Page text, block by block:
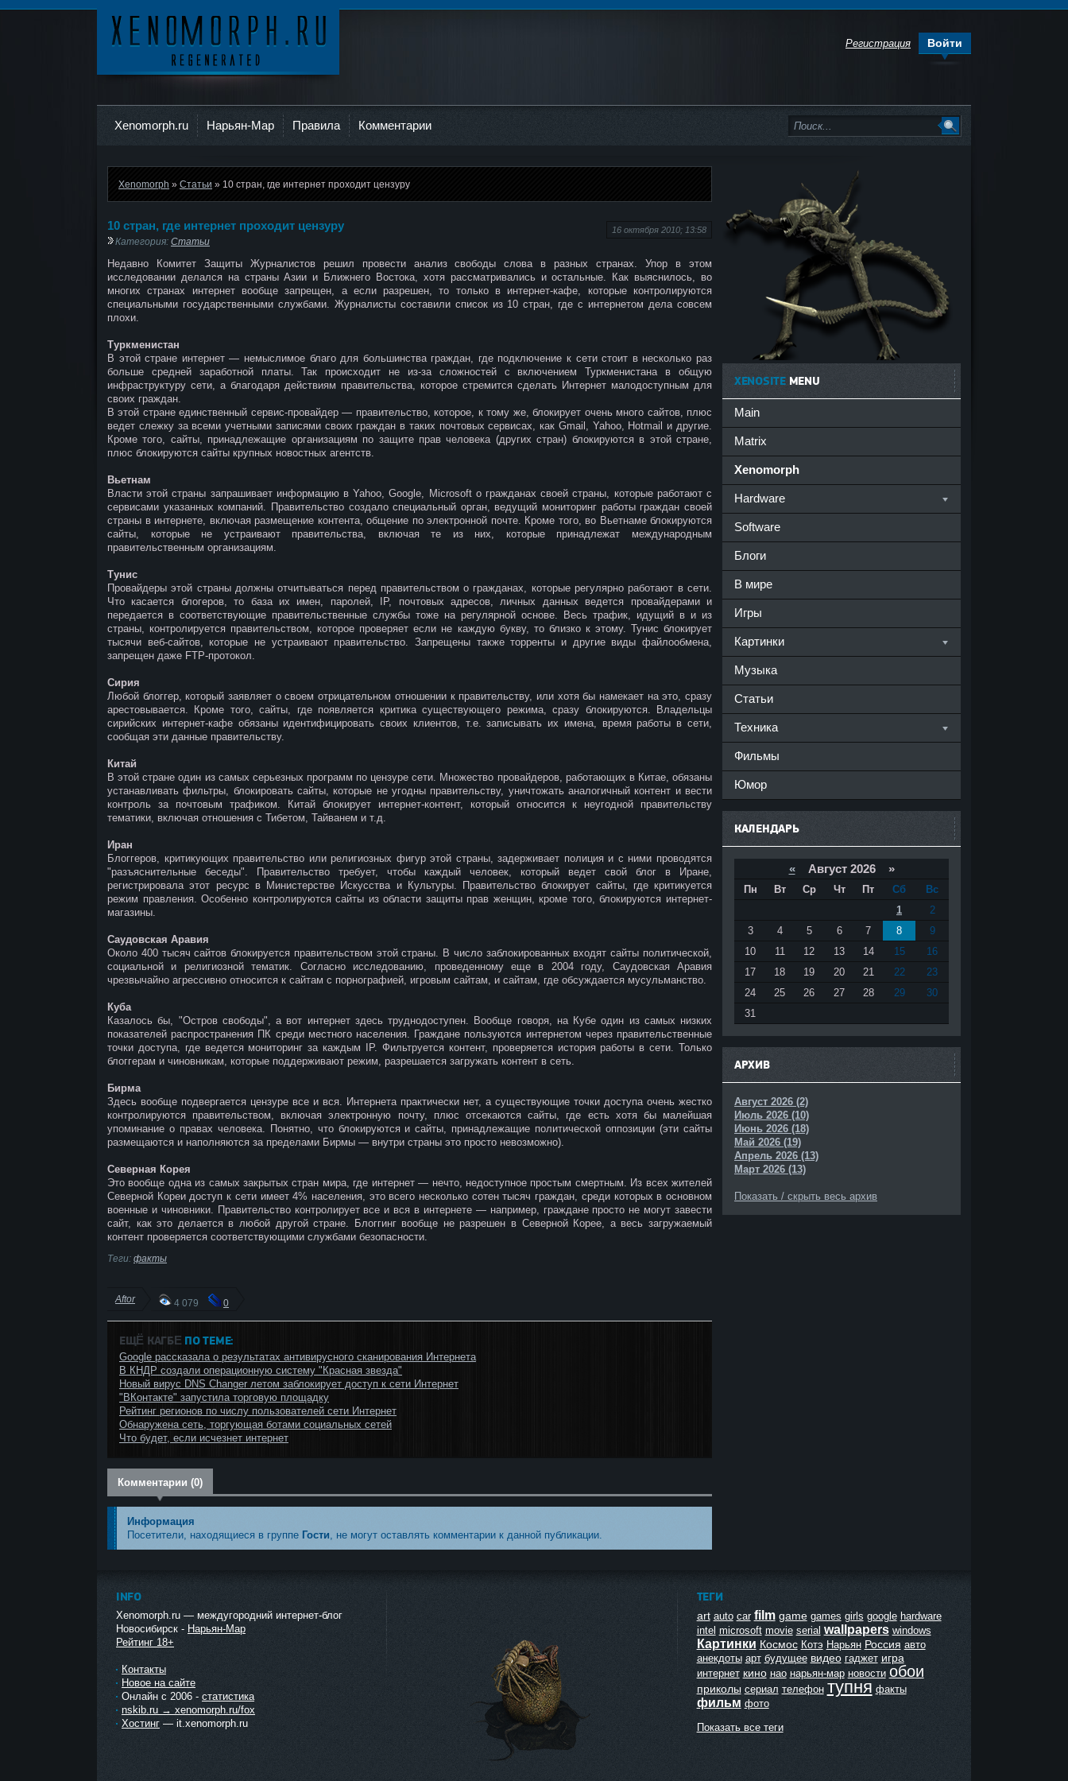
Регистрация Войти
Xenomorph.ru Нарьян-Мар Правила Комментарии
Xenomorph » Статьи » 10 стран, где интернет проходит цензуру
16 октября 2010; 13:58
10 стран, где интернет проходит цензуру
Категория: Статьи
Недавно Комитет Защиты Журналистов решил провести анализ свободы слова в разных странах. Упор в этом
исследовании делался на страны Азии и Ближнего Востока, хотя рассматривались и остальные. Как выяснилось, во
многих странах интернет вообще запрещен, а если разрешен, то только в интернет-кафе, которые контролируются
специальными государственными службами. Журналисты составили список из 10 стран, где с интернетом дела совсем
плохи.
Туркменистан
В этой стране интернет — немыслимое благо для большинства граждан, где подключение к сети стоит в несколько раз
больше средней заработной платы. Так происходит не из-за сложностей с включением Туркменистана в общую
инфраструктуру сети, а благодаря действиям правительства, которое стремится сделать Интернет малодоступным для
своих граждан.
В этой стране единственный сервис-провайдер — правительство, которое, к тому же, блокирует очень много сайтов, плюс
ведет слежку за всеми учетными записями своих граждан в таких почтовых сервисах, как Gmail, Yahoo, Hotmail и другие.
Кроме того, сайты, принадлежащие организациям по защите прав человека (других стран) блокируются в этой стране,
плюс блокируются сайты крупных новостных агентств.
Вьетнам
Власти этой страны запрашивает информацию в Yahoo, Google, Microsoft о гражданах своей страны, которые работают с
сервисами указанных компаний. Правительство создало специальный орган, ведущий мониторинг работы граждан своей
страны в интернете, включая размещение контента, общение по электронной почте. Кроме того, во Вьетнаме блокируются
сайты, которые не устраивают правительства, включая те из них, которые принадлежат международным
правительственным организациям.
Тунис
Провайдеры этой страны должны отчитываться перед правительством о гражданах, которые регулярно работают в сети.
Что касается блогеров, то база их имен, паролей, IP, почтовых адресов, личных данных ведется провайдерами и
передается в соответствующие правительственные службы тоже на регулярной основе. Весь трафик, идущий в и из
страны, контролируется правительством, которое проверяет если не каждую букву, то близко к этому. Тунис блокирует
тысячи веб-сайтов, которые не устраивают правительство. Запрещены также торренты и другие виды файлообмена,
запрещен даже FTP-протокол.
Сирия
Любой блоггер, который заявляет о своем отрицательном отношении к правительству, или хотя бы намекает на это, сразу
арестовывается. Кроме того, сайты, где появляется критика существующего режима, сразу блокируются. Владельцы
сирийских интернет-кафе обязаны идентифицировать своих клиентов, т.е. записывать их имена, время работы в сети,
сообщая эти данные правительству.
Китай
В этой стране один из самых серьезных программ по цензуре сети. Множество провайдеров, работающих в Китае, обязаны
устанавливать фильтры, блокировать сайты, которые не угодны правительству, уничтожать аналогичный контент и вести
контроль за почтовым трафиком. Китай блокирует интернет-контент, который относится к неугодной правительству
тематики, включая отношения с Тибетом, Тайванем и т.д.
Иран
Блоггеров, критикующих правительство или религиозных фигур этой страны, задерживает полиция и с ними проводятся
"разъяснительные беседы". Правительство требует, чтобы каждый человек, который ведет свой блог в Иране,
регистрировала этот ресурс в Министерстве Искусства и Культуры. Правительство блокирует сайты, где критикуется
режим правления. Особенно контролируются сайты из области защиты прав женщин, кроме того, блокируются интернет-
магазины.
Саудовская Аравия
Около 400 тысяч сайтов блокируется правительством этой страны. В число заблокированных входят сайты политической,
социальной и религиозной тематик. Согласно исследованию, проведенному еще в 2004 году, Саудовская Аравия
чрезвычайно агрессивно относится к сайтам с порнографией, игровым сайтам, и сайтам, где обсуждается мусульманство.
Куба
Казалось бы, "Остров свободы", а вот интернет здесь труднодоступен. Вообще говоря, на Кубе один из самых низких
показателей распространения ПК среди местного населения. Граждане пользуются интернетом через правительственные
точки доступа, где ведется мониторинг за каждым IP. Фильтруется контент, проверяется история работы в сети. Только
блоггерам и чиновникам, которые поддерживают режим, разрешается загружать контент в сеть.
Бирма
Здесь вообще подвергается цензуре все и вся. Интернета практически нет, а существующие точки доступа очень жестко
контролируются правительством, включая электронную почту, плюс отсекаются сайты, где есть хотя бы малейшая
упоминание о правах человека. Понятно, что блокируются и сайты, принадлежащие политической оппозиции (эти сайты
размещаются и наполняются за пределами Бирмы — внутри страны это просто невозможно).
Северная Корея
Это вообще одна из самых закрытых стран мира, где интернет — нечто, недоступное простым смертным. Из всех жителей
Северной Кореи доступ к сети имеет 4% населения, это всего несколько сотен тысяч граждан, среди которых в основном
военные и чиновники. Правительство контролирует все и вся в интернете — например, граждане просто не могут завести
сайт, как это делается в любой другой стране. Блоггинг вообще не разрешен в Северной Корее, а весь загружаемый
контент проверяется соответствующими службами безопасности.
Теги: факты
Aftor 4 079 0
ЕЩЁ КАГБΕ ПО ТЕМЕ:
Google рассказала о результатах антивирусного сканирования Интернета
В КНДР создали операционную систему "Красная звезда"
Новый вирус DNS Changer летом заблокирует доступ к сети Интернет
"ВКонтакте" запустила торговую площадку
Рейтинг регионов по числу пользователей сети Интернет
Обнаружена сеть, торгующая ботами социальных сетей
Что будет, если исчезнет интернет
Комментарии (0)
Информация
Посетители, находящиеся в группе Гости , не могут оставлять комментарии к данной публикации.
XENOSITEMENU
Main
Matrix
Xenomorph
Hardware
Software
Блоги
В мире
Игры
Картинки
Музыка
Статьи
Техника
Фильмы
Юмор
КАЛЕНДАРЬ
«Август 2026 »
Пн Вт Ср Чт Пт Сб
Вс
1
2
3
4 5 6 7 8
9
10
11 12 13 14 15
16
17
18 19 20 21 22
23
24
25 26 27 28 29
30
31
АРХИВ
Август 2026 (2)
Июль 2026 (10)
Июнь 2026 (18)
Май 2026 (19)
Апрель 2026 (13)
Март 2026 (13)
Показать / скрыть весь архив
INFO
Xenomorph.ru — междугородний интернет-блог
Новосибирск - Нарьян-Мар
Рейтинг 18+
Контакты
Новое на сайте
Онлайн с 2006 - статистика
nskib.ru → xenomorph.ru/fox
Хостинг — it.xenomorph.ru
ТЕГИ
art auto car film game games girls google hardware
intel microsoft movie serial wallpapers windows
Картинки Космос Котэ Нарьян Россия авто
анекдоты арт будущее видео гаджет игра
интернет кино нао нарьян-мар новости обои
приколы сериал телефон тупня факты
фильм фото
Показать все теги